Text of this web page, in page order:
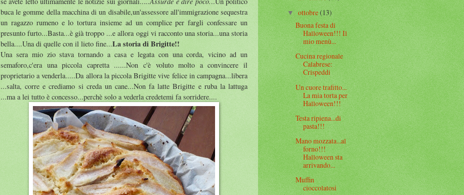
buca le gomme della macchina di un disabile,un'assessore all'immigrazione sequestra
un ragazzo rumeno e lo tortura insieme ad un complice per fargli confessare un
presunto furto...Basta...è già troppo ...e allora oggi vi racconto una storia...una storia
bella....Una di quelle con il lieto fine...La storia di Brigitte!!
Una sera mio zio stava tornando a casa e legata con una corda, vicino ad un
semaforo,c'era una piccola capretta ......Non c'è voluto molto a convincere il
proprietario a venderla.....Da allora la piccola Brigitte vive felice in campagna...libera
...salta, corre e crediamo si creda un cane...Non fa latte Brigitte e ruba la lattuga
...ma a lei tutto è concesso...perchè solo a vederla credetemi fa sorridere....
▼ottobre(13)
Buona festa di
Halloween!!! Il
mio menù...
Cucina regionale
Calabrese:
Crispeddi
Un cuore trafitto...
La mia torta per
Halloween!!!
Testa ripiena...di
pasta!!!
Mano mozzata...al
forno!!!
Halloween sta
arrivando...
Muffin
cioccolatosi